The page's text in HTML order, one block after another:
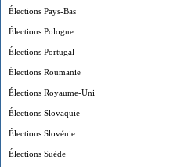
Élections Pays-Bas
Élections Pologne
Élections Portugal
Élections Roumanie
Élections Royaume-Uni
Élections Slovaquie
Élections Slovénie
Élections Suède